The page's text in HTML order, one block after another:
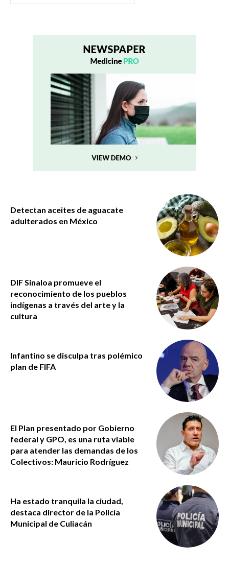
Detectan aceites de aguacate
adulterados en México
DIF Sinaloa promueve el
reconocimiento de los pueblos
indígenas a través del arte y la
cultura
Infantino se disculpa tras polémico
plan de FIFA
El Plan presentado por Gobierno
federal y GPO, es una ruta viable
para atender las demandas de los
Colectivos: Mauricio Rodríguez
Ha estado tranquila la ciudad,
destaca director de la Policía
Municipal de Culiacán